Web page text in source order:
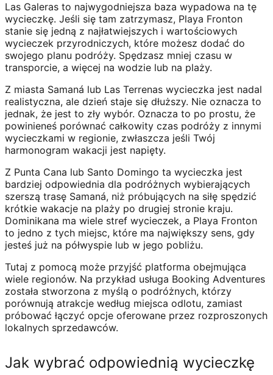
Las Galeras to najwygodniejsza baza wypadowa na tę
wycieczkę. Jeśli się tam zatrzymasz, Playa Fronton
stanie się jedną z najłatwiejszych i wartościowych
wycieczek przyrodniczych, które możesz dodać do
swojego planu podróży. Spędzasz mniej czasu w
transporcie, a więcej na wodzie lub na plaży.
Z miasta Samaná lub Las Terrenas wycieczka jest nadal
realistyczna, ale dzień staje się dłuższy. Nie oznacza to
jednak, że jest to zły wybór. Oznacza to po prostu, że
powinieneś porównać całkowity czas podróży z innymi
wycieczkami w regionie, zwłaszcza jeśli Twój
harmonogram wakacji jest napięty.
Z Punta Cana lub Santo Domingo ta wycieczka jest
bardziej odpowiednia dla podróżnych wybierających
szerszą trasę Samaná, niż próbujących na siłę spędzić
krótkie wakacje na plaży po drugiej stronie kraju.
Dominikana ma wiele stref wycieczek, a Playa Fronton
to jedno z tych miejsc, które ma największy sens, gdy
jesteś już na półwyspie lub w jego pobliżu.
Tutaj z pomocą może przyjść platforma obejmująca
wiele regionów. Na przykład usługa Booking Adventures
została stworzona z myślą o podróżnych, którzy
porównują atrakcje według miejsca odlotu, zamiast
próbować łączyć opcje oferowane przez rozproszonych
lokalnych sprzedawców.
Jak wybrać odpowiednią wycieczkę